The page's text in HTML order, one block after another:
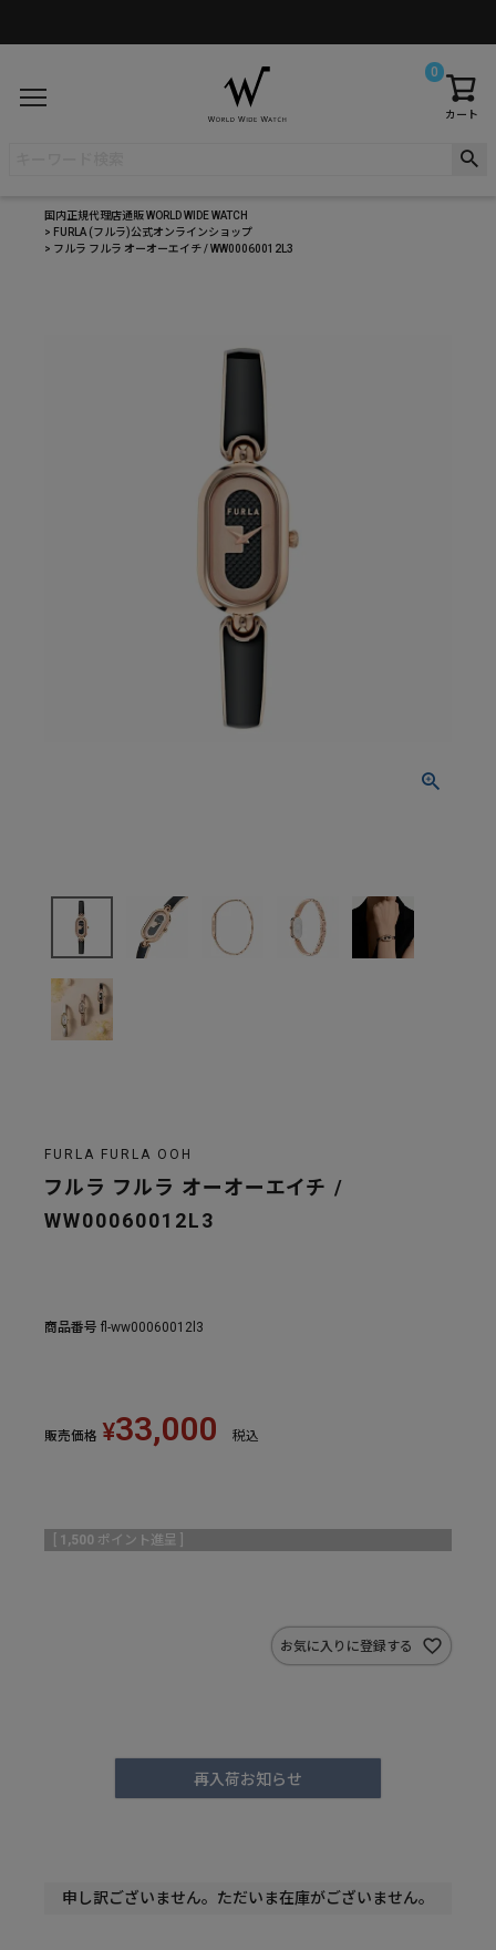
カート
0
国内正規代理店通販 WORLD WIDE WATCH
FURLA (フルラ)公式オンラインショップ
フルラ フルラ オーオーエイチ / WW00060012L3
FURLA FURLA OOH
フルラ フルラ オーオーエイチ /
WW00060012L3
商品番号 fl-ww00060012l3
販売価格 ¥33,000 税込
1,500 ポイント進呈 ]
お気に入りに登録する
再入荷お知らせ
申し訳ございません。ただいま在庫がございません。